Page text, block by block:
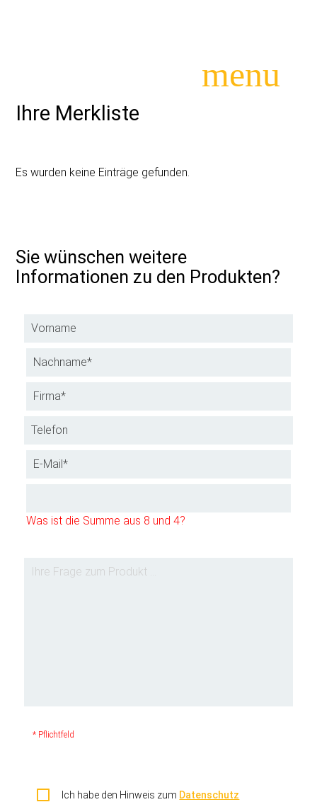
menu
Ihre Merkliste
Es wurden keine Einträge gefunden.
Sie wünschen weitere
Informationen zu den Produkten?
Was ist die Summe aus 8 und 4?
* Pflichtfeld
Ich habe den Hinweis zum Datenschutz